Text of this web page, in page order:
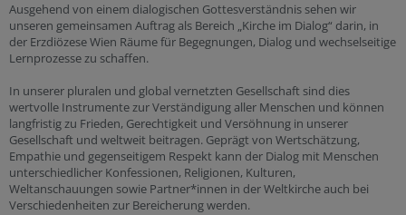
Ausgehend von einem dialogischen Gottesverständnis sehen wir
unseren gemeinsamen Auftrag als Bereich „Kirche im Dialog“ darin, in
der Erzdiözese Wien Räume für Begegnungen, Dialog und wechselseitige
Lernprozesse zu schaffen.
In unserer pluralen und global vernetzten Gesellschaft sind dies
wertvolle Instrumente zur Verständigung aller Menschen und können
langfristig zu Frieden, Gerechtigkeit und Versöhnung in unserer
Gesellschaft und weltweit beitragen. Geprägt von Wertschätzung,
Empathie und gegenseitigem Respekt kann der Dialog mit Menschen
unterschiedlicher Konfessionen, Religionen, Kulturen,
Weltanschauungen sowie Partner*innen in der Weltkirche auch bei
Verschiedenheiten zur Bereicherung werden.